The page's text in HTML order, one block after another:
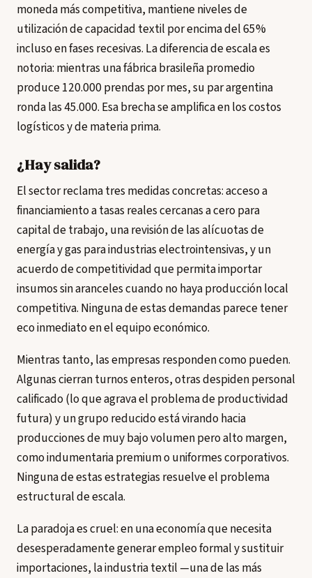
moneda más competitiva, mantiene niveles de
utilización de capacidad textil por encima del 65%
incluso en fases recesivas. La diferencia de escala es
notoria: mientras una fábrica brasileña promedio
produce 120.000 prendas por mes, su par argentina
ronda las 45.000. Esa brecha se amplifica en los costos
logísticos y de materia prima.
¿Hay salida?
El sector reclama tres medidas concretas: acceso a
financiamiento a tasas reales cercanas a cero para
capital de trabajo, una revisión de las alícuotas de
energía y gas para industrias electrointensivas, y un
acuerdo de competitividad que permita importar
insumos sin aranceles cuando no haya producción local
competitiva. Ninguna de estas demandas parece tener
eco inmediato en el equipo económico.
Mientras tanto, las empresas responden como pueden.
Algunas cierran turnos enteros, otras despiden personal
calificado (lo que agrava el problema de productividad
futura) y un grupo reducido está virando hacia
producciones de muy bajo volumen pero alto margen,
como indumentaria premium o uniformes corporativos.
Ninguna de estas estrategias resuelve el problema
estructural de escala.
La paradoja es cruel: en una economía que necesita
desesperadamente generar empleo formal y sustituir
importaciones, la industria textil —una de las más